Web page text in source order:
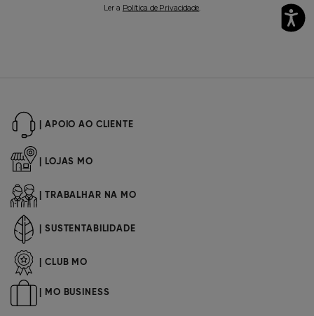
| APOIO AO CLIENTE
| LOJAS MO
| TRABALHAR NA MO
| SUSTENTABILIDADE
| CLUB MO
| MO BUSINESS